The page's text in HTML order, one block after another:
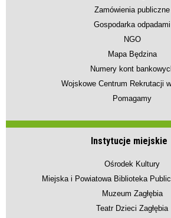
Zamówienia publiczne
Gospodarka odpadami
NGO
Mapa Będzina
Numery kont
Wojskowe Centrum Rekrutacji
Pomagamy
Instytucje miejskie
Ośrodek Kultury
Miejska i Powiatowa Biblioteka
Muzeum Zagłębia
Teatr Dzieci Zagłębia